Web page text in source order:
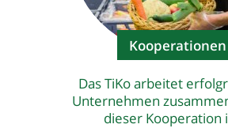
Kooperationen
Das TiKo arbeitet
Unternehmen
dieser Kooperation